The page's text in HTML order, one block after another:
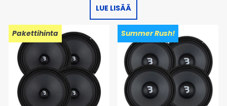
LUE LISÄÄ
Pakettihinta Summer Rush!